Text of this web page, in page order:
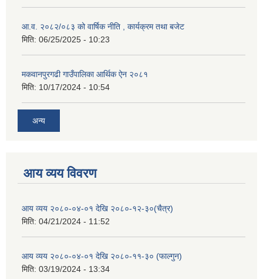
आ.व. २०८२/०८३ को वार्षिक नीति , कार्यक्रम तथा बजेट
मिति: 06/25/2025 - 10:23
मकवानपुरगढी गाउँपालिका आर्थिक ‌‌‌ऐन २०८१
मिति: 10/17/2024 - 10:54
अन्य
आय व्यय विवरण
आय व्यय २०८०-०४-०१ देखि २०८०-१२-३०(चैत्र)
मिति: 04/21/2024 - 11:52
आय व्यय २०८०-०४-०१ देखि २०८०-११-३० (फाल्गुन)
मिति: 03/19/2024 - 13:34